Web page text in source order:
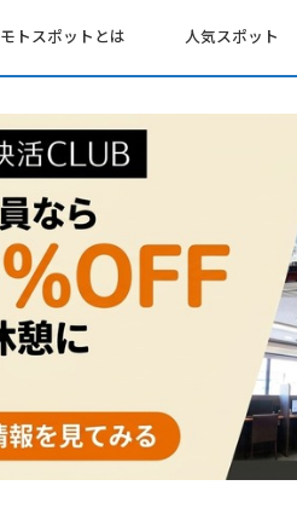
モトスポットとは 人気スポット